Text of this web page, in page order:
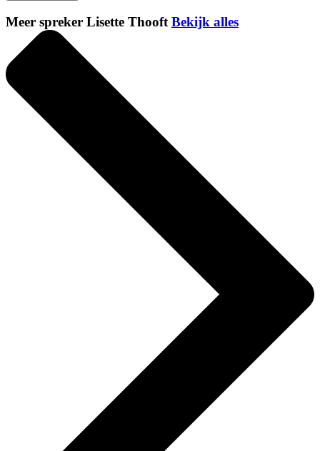
Meer spreker Lisette Thooft Bekijk alles